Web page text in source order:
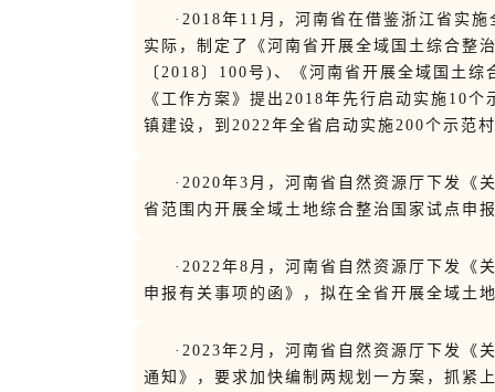
·2018年11月，河南省在借鉴浙江省实
实际，制定了《河南省开展全域国土综合整
〔2018〕100号)、《河南省开展全域国土
《工作方案》提出2018年先行启动实施10
镇建设，到2022年全省启动实施200个示范
·2020年3月，河南省自然资源厅下发《
省范围内开展全域土地综合整治国家试点申
·2022年8月，河南省自然资源厅下发《
申报有关事项的函》，拟在全省开展全域土
·2023年2月，河南省自然资源厅下发《
通知》，要求加快编制两规划一方案，抓紧